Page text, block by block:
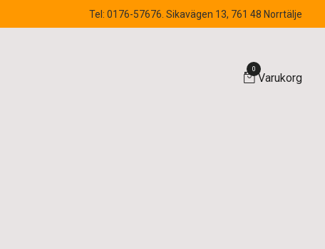
Tel: 0176-57676. Sikavägen 13, 761 48 Norrtälje
0
Varukorg